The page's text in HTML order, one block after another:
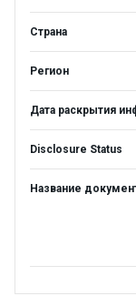
Страна
Регион
Дата раскрытия
Disclosure Status
Название